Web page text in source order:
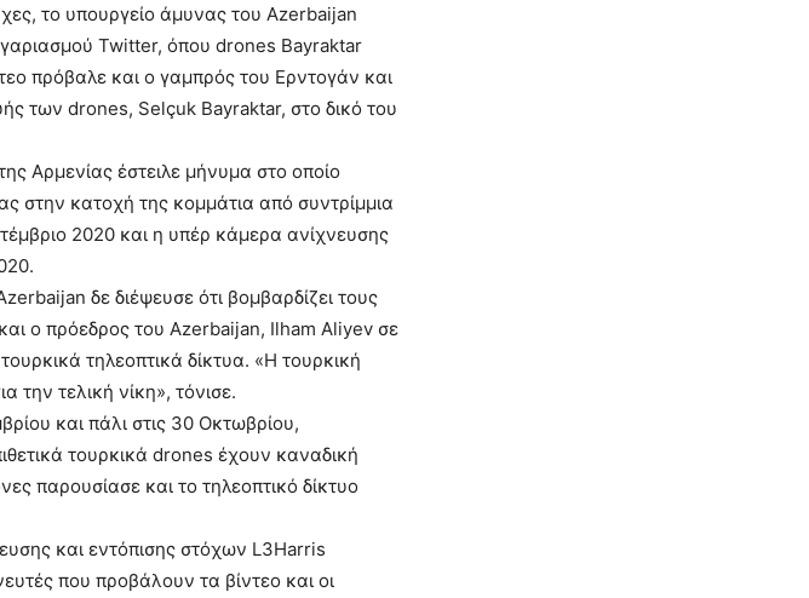
το υπουργείο άμυνας του Azerbaijan
Twitter, όπου drones Bayraktar
πρόβαλε και ο γαμπρός του Eρντογάν και
των drones, Selçuk Bayraktar, στο δικό τoυ
Αρμενίας έστειλε μήνυμα στο οποίο
στην κατοχή της κομμάτια από συντρίμμια
2020 και η υπέρ κάμερα ανίχνευσης
δε διέψευσε ότι βομβαρδίζει τους
ο πρόεδρος του Azerbaijan, Ilham Aliyev σε
τηλεοπτικά δίκτυα. «Η τουρκική
την τελική νίκη», τόνισε.
και πάλι στις 30 Οκτωβρίου,
τουρκικά drones έχουν καναδική
παρουσίασε και το τηλεοπτικό δίκτυο
και εντόπισης στόχων L3Harris
που προβάλουν τα βίντεο και οι